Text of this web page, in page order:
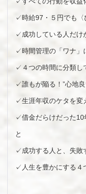
✓時給97・５円でも〈
✓成功している人だけ
✓時間管理の「ワナ」
✓４つの時間に分類し
✓誰もが陥る！”心地
✓生涯年収のケタを変
✓借金だらけだった10
と
✓成功する人と、失敗
✓人生を豊かにする４